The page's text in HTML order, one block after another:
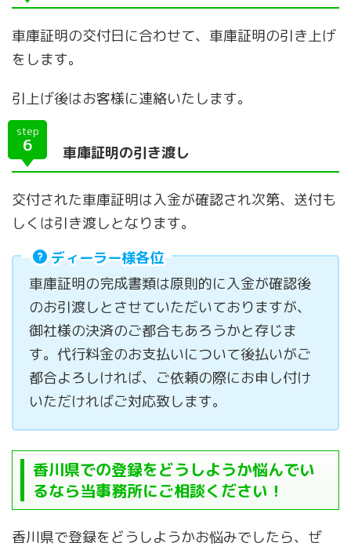
車庫証明の交付日に合わせて、車庫証明の引き上げ
をします。
引上げ後はお客様に連絡いたします。
step
6 車庫証明の引き渡し
交付された車庫証明は入金が確認され次第、送付も
しくは引き渡しとなります。
ディーラー様各位
車庫証明の完成書類は原則的に入金が確認後
のお引渡しとさせていただいておりますが、
御社様の決済のご都合もあろうかと存じま
す。代行料金のお支払いについて後払いがご
都合よろしければ、ご依頼の際にお申し付け
いただければご対応致します。
香川県での登録をどうしようか悩んでい
るなら当事務所にご相談ください！
香川県で登録をどうしようかお悩みでしたら、ぜ